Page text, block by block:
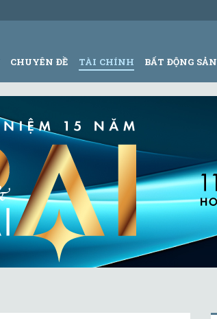
CHUYÊN ĐỀ TÀI CHÍNH BẤT ĐỘNG SẢN